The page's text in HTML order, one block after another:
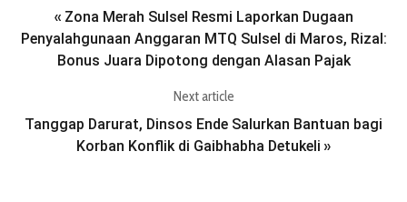
« Zona Merah Sulsel Resmi Laporkan Dugaan
Penyalahgunaan Anggaran MTQ Sulsel di Maros, Rizal:
Bonus Juara Dipotong dengan Alasan Pajak
Next article
Tanggap Darurat, Dinsos Ende Salurkan Bantuan bagi
Korban Konflik di Gaibhabha Detukeli »